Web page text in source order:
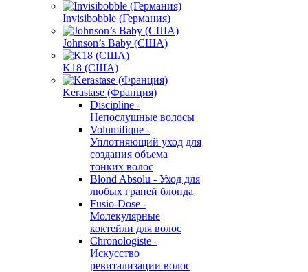
Invisibobble (Германия)
Johnson’s Baby (США)
K18 (США)
Kerastase (Франция)
Discipline -
Непослушные волосы
Volumifique -
Уплотняющий уход для
создания объема
тонких волос
Blond Absolu - Уход для
любых граней блонда
Fusio-Dose -
Молекулярные
коктейли для волос
Chronologiste -
Искусство
ревитализации волос